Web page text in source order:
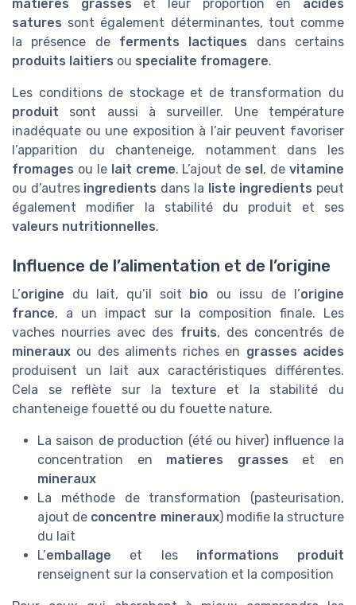
matieres grasses et leur proportion en acides
satures sont également déterminantes, tout comme
la présence de ferments lactiques dans certains
produits laitiers ou specialite fromagere.
Les conditions de stockage et de transformation du
produit sont aussi à surveiller. Une température
inadéquate ou une exposition à l’air peuvent favoriser
l’apparition du chanteneige, notamment dans les
fromages ou le lait creme. L’ajout de sel , devitamine
ou d’autres ingredients dans la liste ingredients peut
également modifier la stabilité du produit et ses
valeurs nutritionnelles.
Influence de l’alimentation et de l’origine
L’origine du lait, qu’il soit bio ou issu de l’origine
france, a un impact sur la composition finale. Les
vaches nourries avec des fruits, des concentrés de
mineraux ou des aliments riches en grasses acides
produisent un lait aux caractéristiques différentes.
Cela se reflète sur la texture et la stabilité du
chanteneige fouetté ou du fouette nature.
La saison de production (été ou hiver) influence la
concentration en matieres grasses et en
mineraux
La méthode de transformation (pasteurisation,
ajout de concentre mineraux) modifie la structure
du lait
L’emballage et les informations produit
renseignent sur la conservation et la composition